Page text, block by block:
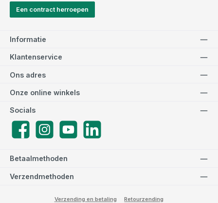
Een contract herroepen
Informatie
Klantenservice
Betaalmethoden
Verzendmethoden
Ons adres
Socials
FacebookInstagramYouTube
Onze online winkels
Verzending en betaling Retourzending